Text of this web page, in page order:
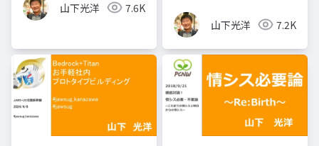
山下光洋
7.6K
山下光洋
7.2K